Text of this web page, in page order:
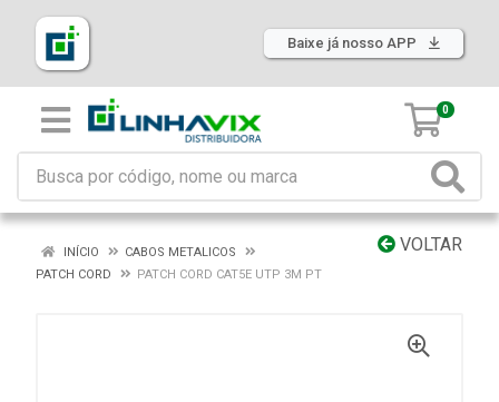
Baixe já nosso APP
0
VOLTAR
INÍCIO
CABOS METALICOS
PATCH CORD
PATCH CORD CAT5E UTP 3M PT